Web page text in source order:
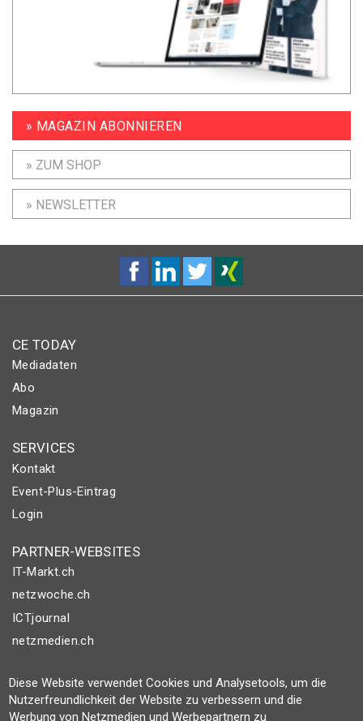
» MAGAZIN ABONNIEREN
» ZUM SHOP
» NEWSLETTER
CE TODAY
Mediadaten
Abo
Magazin
SERVICES
Kontakt
Event-Plus-Eintrag
Login
PARTNER-WEBSITES
IT-Markt.ch
netzwoche.ch
ICTjournal
netzmedien.ch
© NETZMEDIEN AG 2026
Impressum
Diese Website verwendet Cookies und Analysetools, um die
Nutzerfreundlichkeit der Website zu verbessern und die
Werbung von Netzmedien und Werbepartnern zu